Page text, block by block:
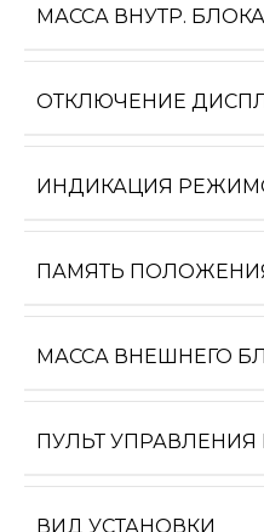
МАССА ВНУТР.
ОТКЛЮЧЕНИЕ
ИНДИКАЦИЯ
ПАМЯТЬ
МАССА ВНЕШНЕГО
ПУЛЬТ УПРАВЛЕНИЯ
ВИД УСТАНОВКИ